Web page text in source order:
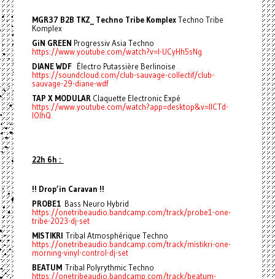
MGR37 B2B TKZ_ Techno Tribe KomplexTechno Tribe
Komplex
GiN GREEN Progressiv Asia Techno
https://www.youtube.com/watch?v=l-UCyHh5sNg
DIANE WDFÉlectro Putassière Berlinoise
https://soundcloud.com/club-sauvage-collectif/club-
sauvage-29-diane-wdf
TAP X MODULARClaquette Electronic Expé
https://www.youtube.com/watch?app=desktop&v=IICTd-
lOlhQ
22h 6h :
!! Drop’in Caravan !!
PROBE1 Bass Neuro Hybrid
https://onetribeaudio.bandcamp.com/track/probe1-one-
tribe-2023-dj-set
MISTIKRITribal Atmosphérique Techno
https://onetribeaudio.bandcamp.com/track/mistikri-one-
morning-vinyl-control-dj-set
BEATUMTribal Polyrythmic Techno
https://onetribeaudio.bandcamp.com/track/beatum-